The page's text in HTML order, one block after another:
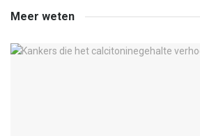
Meer weten